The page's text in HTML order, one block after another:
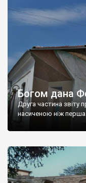
Богом дана
Друга частина звіту
насиченою ніж